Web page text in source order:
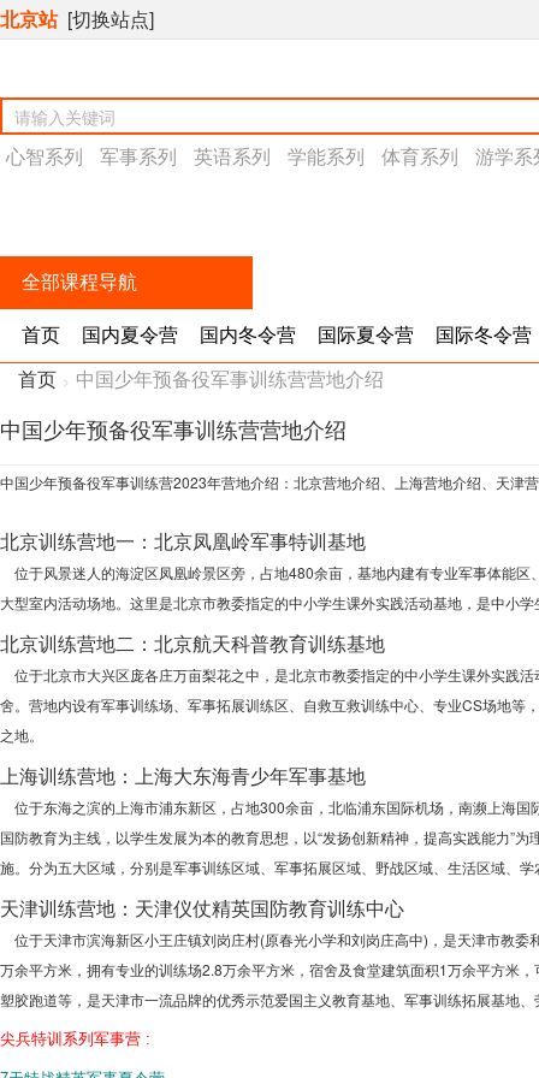
北京站 [切换站点]
心智系列 军事系列 英语系列 学能系列 体育系列 游学系
全部课程导航
首页 国内夏令营 国内冬令营 国际夏令营 国际冬令营
首页 > 中国少年预备役军事训练营营地介绍
中国少年预备役军事训练营营地介绍
中国少年预备役军事训练营2023年营地介绍：北京营地介绍、上海营地介绍、天津
北京训练营地一：北京凤凰岭军事特训基地
位于风景迷人的海淀区凤凰岭景区旁，占地480余亩，基地内建有专业军事体能
大型室内活动场地。这里是北京市教委指定的中小学生课外实践活动基地，是中小
北京训练营地二：北京航天科普教育训练基地
位于北京市大兴区庞各庄万亩梨花之中，是北京市教委指定的中小学生课外实践
舍。营地内设有军事训练场、军事拓展训练区、自救互救训练中心、专业CS场地
之地。
上海训练营地：上海大东海青少年军事基地
位于东海之滨的上海市浦东新区，占地300余亩，北临浦东国际机场，南濒上海
国防教育为主线，以学生发展为本的教育思想，以“发扬创新精神，提高实践能力”
施。分为五大区域，分别是军事训练区域、军事拓展区域、野战区域、生活区域、
天津训练营地：天津仪仗精英国防教育训练中心
位于天津市滨海新区小王庄镇刘岗庄村(原春光小学和刘岗庄高中)，是天津市教
万余平方米，拥有专业的训练场2.8万余平方米，宿舍及食堂建筑面积1万余平方米
塑胶跑道等，是天津市一流品牌的优秀示范爱国主义教育基地、军事训练拓展基地
尖兵特训系列军事营 :